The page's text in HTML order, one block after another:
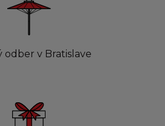
odber v Bratislave